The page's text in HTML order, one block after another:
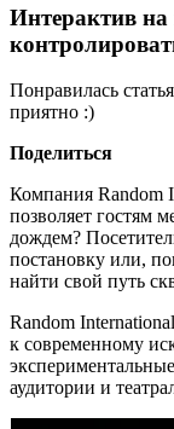
Интерактив
Понравилась
приятно :)
Поделиться
Компания Random
позволяет гостям
дождем?
постановку или,
найти свой путь
Random
к современному
аудитории и